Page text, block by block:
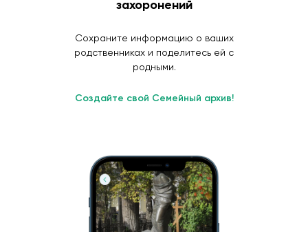
захоронений
Сохраните информацию о ваших
родственниках и поделитесь ей с
родными.
Создайте свой Семейный архив!